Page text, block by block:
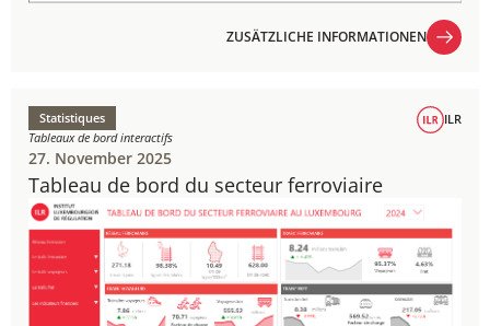
ZUSÄTZLICHE INFORMATIONEN
Tableau de bord du secteur ferroviaire
Statistiques
Tableaux de bord interactifs
ILR
27. November 2025